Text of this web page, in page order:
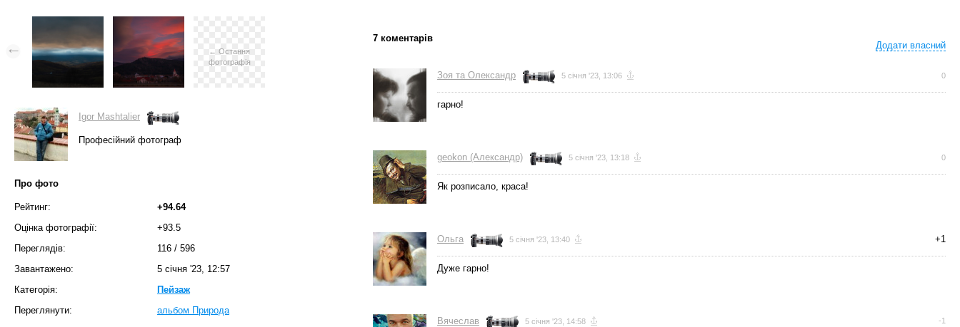
← Остання
фотографія
Igor Mashtalier
Професійний фотограф
Про фото
Рейтинг:
+94.64
Оцінка фотографії:
+93.5
Переглядів:
116 / 596
Завантажено:
5 січня '23, 12:57
Категорія:
Пейзаж
Переглянути:
альбом Природа
7 коментарів
Додати власний
Зоя та Олександр 5 січня '23, 13:06 0
гарно!
geokon (Александр) 5 січня '23, 13:18 0
Як розписало, краса!
Ольга 5 січня '23, 13:40 +1
Дуже гарно!
Вячеслав 5 січня '23, 14:58 -1